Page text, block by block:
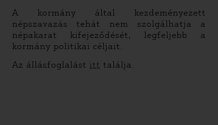
A kormány által kezdeményezett
népszavazás tehát nem szolgálhatja a
népakarat kifejeződését, legfeljebb a
kormány politikai céljait.
Az állásfoglalást itt találja.